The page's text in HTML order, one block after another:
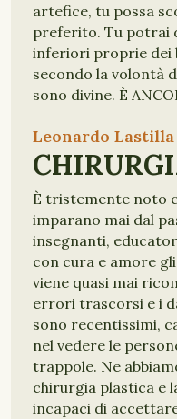
artefice, tu possa
preferito. Tu potrai
inferiori proprie
secondo la volontà
sono divine. È
POESIA DIGNITÀ
Leonardo Lastilla
È tristemente noto
imparano mai dal
insegnanti,
con cura e amore
viene quasi mai
errori trascorsi e i
sono recentissimi,
nel vedere le
trappole. Ne
chirurgia plastica e
incapaci di